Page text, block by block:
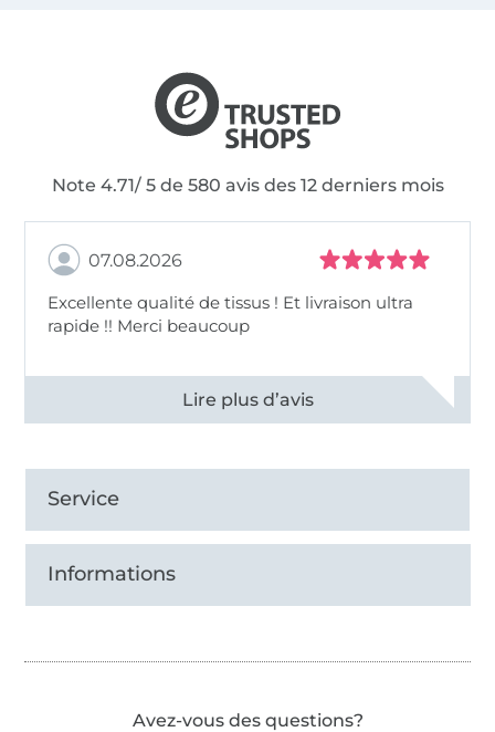
Note 4.71/ 5 de 580 avis des 12 derniers mois
07.08.2026
Excellente qualité de tissus ! Et livraison ultra
rapide !! Merci beaucoup
Voir tous les 11497 commentaires
Service
Informations
Avez-vous des questions?